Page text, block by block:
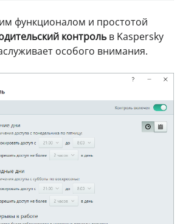
функционалом и простотой
контрольв Kaspersky
особого внимания.